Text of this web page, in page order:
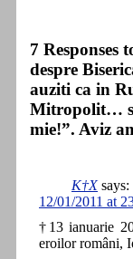
7 Responses
despre
auziti ca in
Mitropolit…
mie!”. Aviz
K†X says:
12/01/2011 at
†13 ianuarie
eroilor români,